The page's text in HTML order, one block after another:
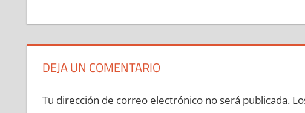
DEJA UN COMENTARIO
Tu dirección de correo electrónico no será publicada.